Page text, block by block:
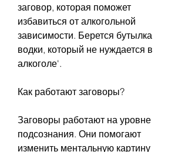
заговор, которая поможет
избавиться от алкогольной
зависимости. Берется бутылка
водки, который не нуждается в
алкоголе'.
Как работают заговоры?
Заговоры работают на уровне
подсознания. Они помогают
изменить ментальную картину